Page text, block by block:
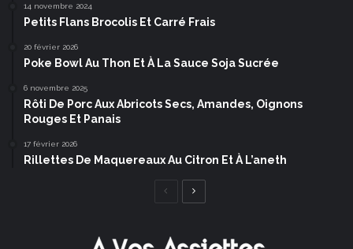
14 novembre 2024
Petits Flans Brocolis Et Carré Frais
20 février 2026
Poke Bowl Au Thon Et À La Sauce Soja Sucrée
6 novembre 2025
Rôti De Porc Aux Abricots Secs, Amandes, Oignons
Rouges Et Panais
17 février 2026
Rillettes De Maquereaux Au Citron Et À L’aneth
Page